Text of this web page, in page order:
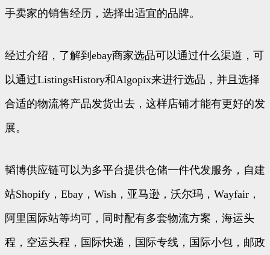
手卖家的销售经历，选择出适宜的品牌。
经过介绍，了解到ebay商家选品可以通过什么渠道，可
以通过ListingsHistory和Algopix来进行选品，并且选择
合适的物流将产品发货出去，这样店铺才能有更好的发
展。
韬博供应链可以为多平台提供仓储一件代发服务，自建
站Shopify，Ebay，Wish，亚马逊，沃尔玛，Wayfair，
阿里国际站等均可，同时配有多套物流方案，海运头
程，空运头程，国际快递，国际专线，国际小包，邮政